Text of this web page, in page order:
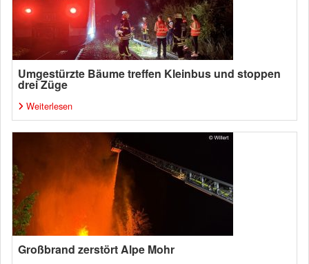
Umgestürzte Bäume treffen Kleinbus und stoppen
drei Züge
Weiterlesen
Großbrand zerstört Alpe Mohr